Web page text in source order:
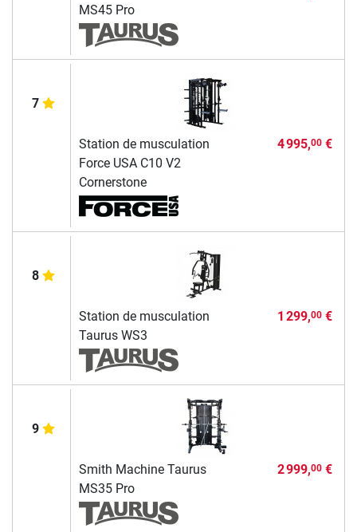
MS45 Pro
7
Station de musculation
Force USA C10 V2
Cornerstone
4 995,00€
8
Station de musculation
Taurus WS3
1 299,00€
9
Smith Machine Taurus
MS35 Pro
2 999,00€